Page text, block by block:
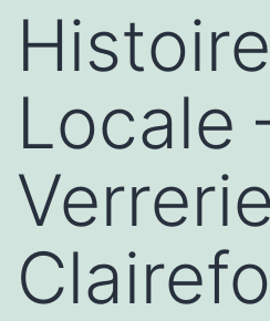
Histoire
Locale